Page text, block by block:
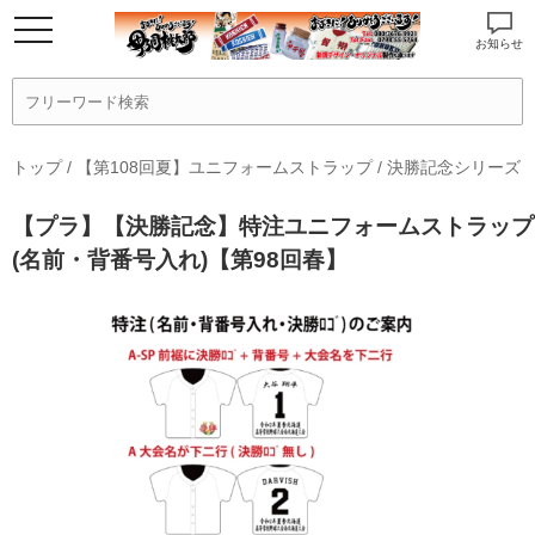
お知らせ
トップ/ 【第108回夏】ユニフォームストラップ/ 決勝記念シリーズ
【プラ】【決勝記念】特注ユニフォームストラップ
(名前・背番号入れ)【第98回春】